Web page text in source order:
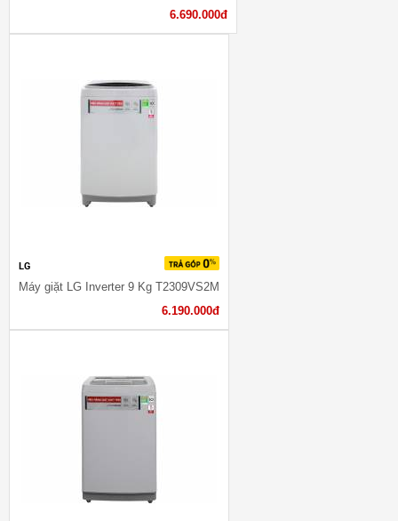
6.690.000đ
LG
Máy giặt LG Inverter 9 Kg T2309VS2M
6.190.000đ